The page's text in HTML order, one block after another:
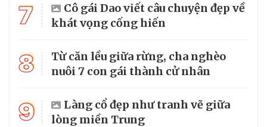
7
Cô gái Dao viết câu chuyện đẹp về
khát vọng cống hiến
8
Từ căn lều giữa rừng, cha nghèo
nuôi 7 con gái thành cử nhân
9
Làng cổ đẹp như tranh vẽ giữa
lòng miền Trung